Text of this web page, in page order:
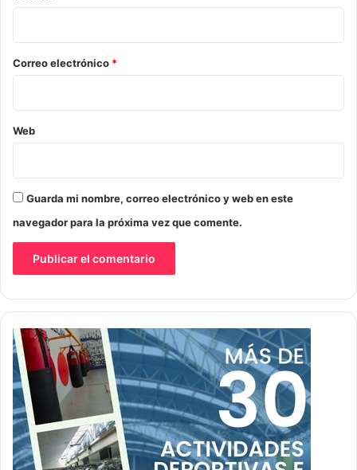
o
*
Correo electrónico *
Web
Guarda mi nombre, correo electrónico y web en este
navegador para la próxima vez que comente.